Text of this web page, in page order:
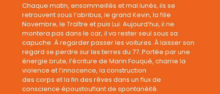
Chaque matin, ensommeillés et mal lunés, ils se
retrouvent sous l’abribus, le grand Kevin, la fille
Novembre, le Traître et puis Lui. Aujourd’hui, il ne
montera pas dans le car, il va rester seul sous sa
capuche. À regarder passer les voitures. À laisser son
regard se perdre sur les terres du 77. Portée par une
énergie brute, l’écriture de Marin Fouqué, charrie la
violence et l’innocence, la construction
des corps et la fin des rêves dans un flux de
conscience époustouflant de spontanéité.